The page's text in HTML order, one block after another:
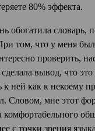
80% эффекта.
обогатила
том, что у меня
проверить,
вывод, что
к ней как к некоему
Словом, мне этот
комфортабельного
с точки зрения